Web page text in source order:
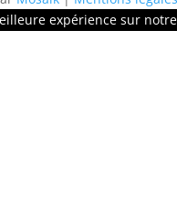
expérience sur